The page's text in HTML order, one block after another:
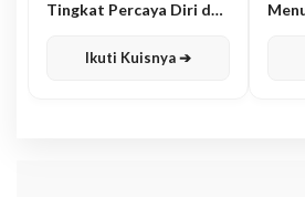
Tingkat Percaya Diri dan
Ikuti Kuisnya ➔